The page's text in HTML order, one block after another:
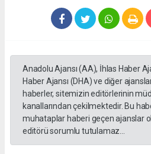
Anadolu Ajansı (AA), İhlas Haber
Haber Ajansı (DHA) ve diğer
haberler, sitemizin editörlerinin
kanallarından çekilmektedir. Bu
muhataplar haberi geçen ajanslar
editörü sorumlu tutulamaz...